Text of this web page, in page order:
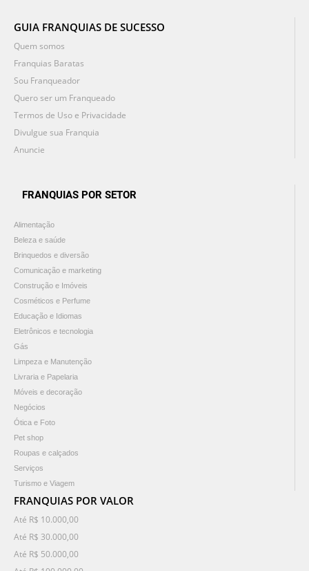
GUIA FRANQUIAS DE SUCESSO
Quem somos
Franquias Baratas
Sou Franqueador
Quero ser um Franqueado
Termos de Uso e Privacidade
Divulgue sua Franquia
Anuncie
FRANQUIAS POR SETOR
Alimentação
Beleza e saúde
Brinquedos e diversão
Comunicação e marketing
Construção e Imóveis
Cosméticos e Perfume
Educação e Idiomas
Eletrônicos e tecnologia
Gás
Limpeza e Manutenção
Livraria e Papelaria
Móveis e decoração
Negócios
Ótica e Foto
Pet shop
Roupas e calçados
Serviços
Turismo e Viagem
FRANQUIAS POR VALOR
Até R$ 10.000,00
Até R$ 30.000,00
Até R$ 50.000,00